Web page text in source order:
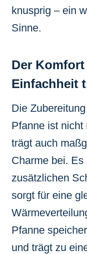
knusprig – ein
Sinne.
Der
Einfachheit
Die
Pfanne ist nicht
trägt auch
Charme bei.
zusätzlichen
sorgt für eine
Pfanne
und trägt zu